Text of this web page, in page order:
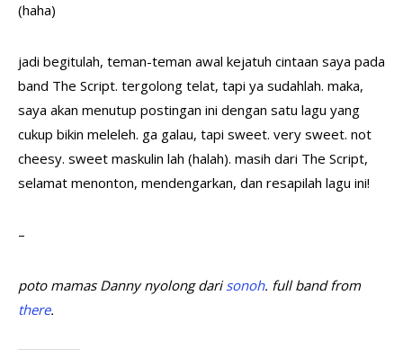
(haha)
jadi begitulah, teman-teman awal kejatuh cintaan saya pada
band The Script. tergolong telat, tapi ya sudahlah. maka,
saya akan menutup postingan ini dengan satu lagu yang
cukup bikin meleleh. ga galau, tapi sweet. very sweet. not
cheesy. sweet maskulin lah (halah). masih dari The Script,
selamat menonton, mendengarkan, dan resapilah lagu ini!
–
poto mamas Danny nyolong darisonoh. full band from
there.